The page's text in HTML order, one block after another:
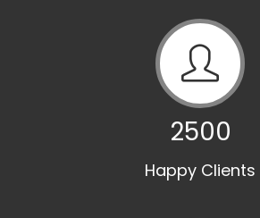
2500
Happy Clients